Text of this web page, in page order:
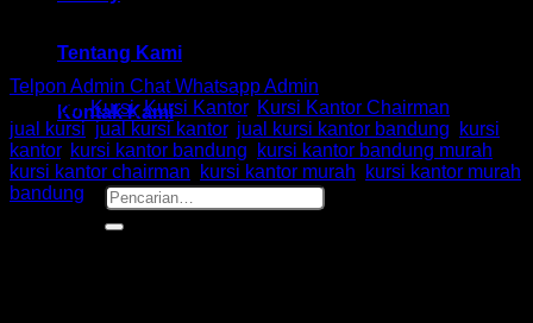
Tentang Kami
Kontak Kami
Pencarian
untuk:
Telpon Admin Chat Whatsapp Admin
Kategori:Kursi,Kursi Kantor, Kursi Kantor Chairman
jual kursi jual kursi kantor, jual kursi kantor bandung
kursi
kantor, kursi kantor bandung kursi kantor bandung murah
kursi kantor chairman
kursi kantor murah
kursi kantor murah
bandung